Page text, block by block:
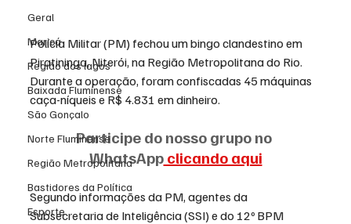
Geral
Maricá
Região dos lagos
Baixada Fluminense
São Gonçalo
Norte Fluminense
Região Metropolitana
Bastidores da Política
Esporte
Polícia Militar (PM) fechou um bingo clandestino em
Piratininga, Niterói, na Região Metropolitana do Rio.
Durante a operação, foram confiscadas 45 máquinas
caça-níqueis e R$ 4.831 em dinheiro.
Participe do nosso grupo no
WhatsApp clicando aqui
Segundo informações da PM, agentes da
Subsecretaria de Inteligência (SSI) e do 12º BPM